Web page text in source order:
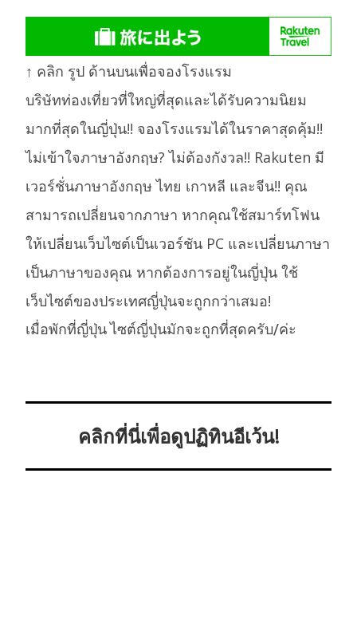
↑ คลิก รูป ด้านบนเพื่อจองโรงแรม
บริษัทท่องเที่ยวที่ใหญ่ที่สุดและได้รับความนิยม
มากที่สุดในญี่ปุ่น!! จองโรงแรมได้ในราคาสุดคุ้ม!!
ไม่เข้าใจภาษาอังกฤษ? ไม่ต้องกังวล!! Rakuten มี
เวอร์ชั่นภาษาอังกฤษ ไทย เกาหลี และจีน!! คุณ
สามารถเปลี่ยนจากภาษา หากคุณใช้สมาร์ทโฟน
ให้เปลี่ยนเว็บไซต์เป็นเวอร์ชัน PC และเปลี่ยนภาษา
เป็นภาษาของคุณ หากต้องการอยู่ในญี่ปุ่น ใช้
เว็บไซต์ของประเทศญี่ปุ่นจะถูกกว่าเสมอ!
เมื่อพักที่ญี่ปุ่น ไซต์ญี่ปุ่นมักจะถูกที่สุดครับ/ค่ะ
คลิกที่นี่เพื่อดูปฏิทินอีเว้น!